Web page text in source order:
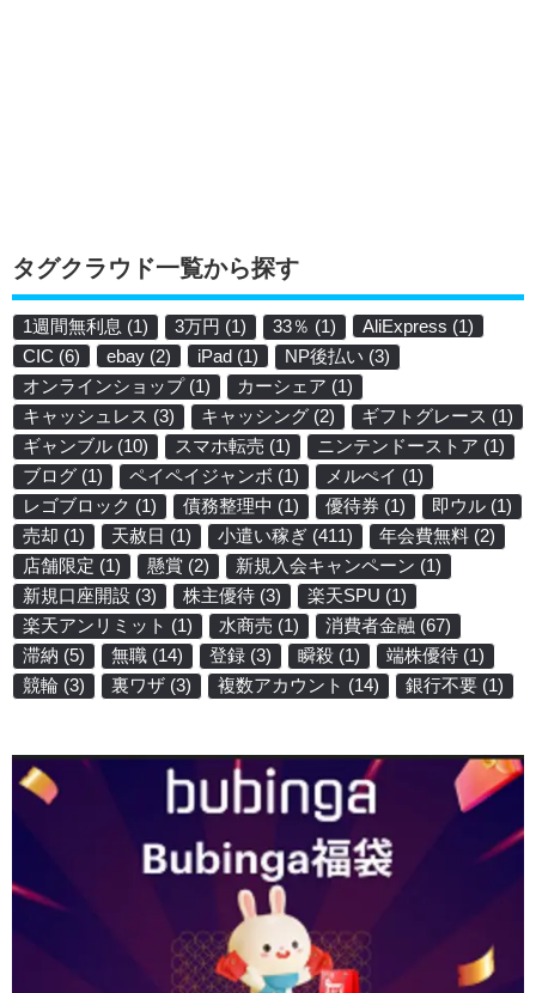
タグクラウド一覧から探す
1週間無利息 (1) 3万円 (1) 33％ (1) AliExpress (1)
CIC (6) ebay (2) iPad (1) NP後払い (3)
オンラインショップ(1) カーシェア (1)
キャッシュレス (3) キャッシング (2) ギフトグレース (1)
ギャンブル (10) スマホ転売 (1) ニンテンドーストア (1)
ブログ (1) ペイペイジャンボ (1) メルぺイ (1)
レゴブロック (1) 債務整理中 (1) 優待券 (1) 即ウル (1)
売却 (1) 天赦日 (1) 小遣い稼ぎ (411) 年会費無料 (2)
店舗限定 (1) 懸賞 (2) 新規入会キャンペーン (1)
新規口座開設 (3) 株主優待 (3) 楽天SPU (1)
楽天アンリミット (1) 水商売 (1) 消費者金融 (67)
滞納 (5) 無職 (14) 登録 (3) 瞬殺 (1) 端株優待 (1)
競輪 (3) 裏ワザ (3) 複数アカウント (14) 銀行不要 (1)